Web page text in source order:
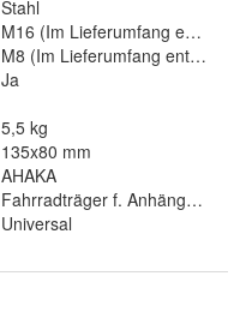
Stahl
M16 (Im Lieferumfang
M8 (Im Lieferumfang
Ja
5,5 kg
135x80 mm
AHAKA
Fahrradträger f.
Universal